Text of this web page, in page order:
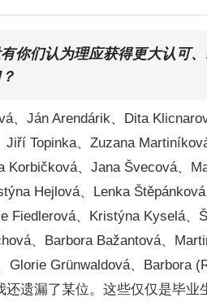
你们认为理应获得更大认可
、Ján Arendárik、Dita
Topinka、Zuzana
Korbičková、Jana Švecová、
Hejlová、Lenka
Fiedlerová、Kristýna Kyselá
、Barbora Bažantová、
Glorie Grünwaldová、Barbora
还遗漏了某位。这些仅仅是毕